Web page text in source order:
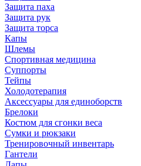
Защита паха
Защита рук
Защита торса
Капы
Шлемы
Спортивная медицина
Суппорты
Тейпы
Холодотерапия
Аксессуары для единоборств
Брелоки
Костюм для сгонки веса
Сумки и рюкзаки
Тренировочный инвентарь
Гантели